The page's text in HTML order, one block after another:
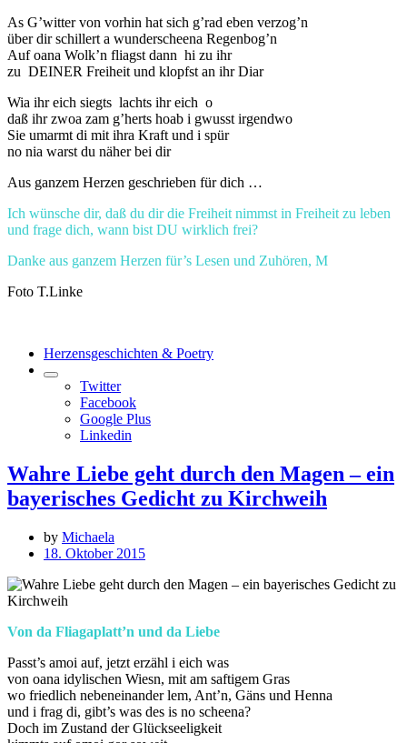
As G’witter von vorhin hat sich g’rad eben verzog’n
über dir schillert a wunderscheena Regenbog’n
Auf oana Wolk’n fliagst dann hi zu ihr
zu DEINER Freiheit und klopfst an ihr Diar
Wia ihr eich siegts lachts ihr eich o
daß ihr zwoa zam g’herts hoab i gwusst irgendwo
Sie umarmt di mit ihra Kraft und i spür
no nia warst du näher bei dir
Aus ganzem Herzen geschrieben für dich …
Ich wünsche dir, daß du dir die Freiheit nimmst in Freiheit zu leben
und frage dich, wann bist DU wirklich frei?
Danke aus ganzem Herzen für’s Lesen und Zuhören, M
Foto T.Linke
Herzensgeschichten & Poetry
Twitter
Facebook
Google Plus
Linkedin
Wahre Liebe geht durch den Magen – ein
bayerisches Gedicht zu Kirchweih
by Michaela
18. Oktober 2015
Von da Fliagaplatt’n und da Liebe
Passt’s amoi auf, jetzt erzähl i eich was
von oana idylischen Wiesn, mit am saftigem Gras
wo friedlich nebeneinander lem, Ant’n, Gäns und Henna
und i frag di, gibt’s was des is no scheena?
Doch im Zustand der Glückseeligkeit